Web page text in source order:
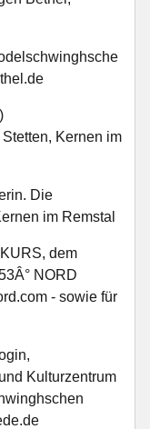
Kernen im
Die
im Remstal
dem
NORD
- sowie für
Kulturzentrum